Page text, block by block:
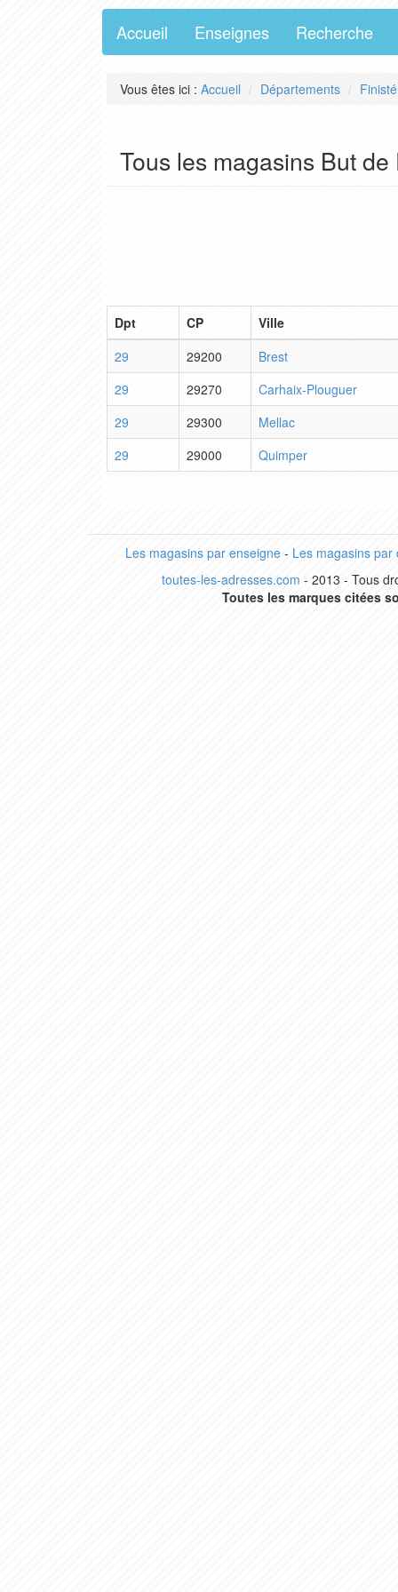
Accueil Enseignes Recherche
Vous êtes ici : Accueil Départements
Tous les magasins But
Dpt CP
Ville
29
29200
Brest
29
29270
Carhaix-Plouguer
29
29300
Mellac
29
29000 Quimper
Les magasins par enseigne- Les magasins par
toutes-les-adresses.com - 2013 - Tous
Toutes les marques citées